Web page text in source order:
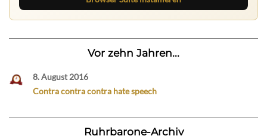
Vor zehn Jahren...
8. August 2016
Contra contra contra hate speech
Ruhrbarone-Archiv